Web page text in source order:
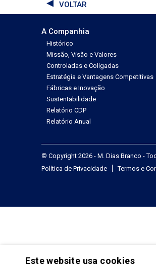
VOLTAR
A Companhia
Histórico
Missão, Visão e Valores
Controladas e Coligadas
Estratégia e Vantagens Competitivas
Fábricas e Inovação
Sustentabilidade
Relatório CDP
Relatório Anual
© Copyright 2026 - M. Dias Branco -
Política de Privacidade
Termos e
Este website usa cookies